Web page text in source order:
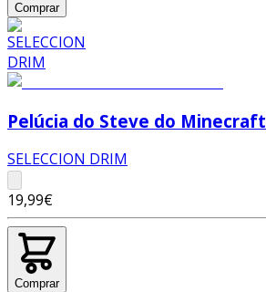
Comprar
Pelúcia do Steve do Minecraft
SELECCION DRIM
19,99€
Comprar